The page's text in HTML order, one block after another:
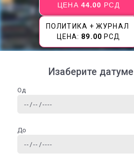
ЦЕНА 44.00 РСД
ПОЛИТИКА + ЖУРНАЛ
ЦЕНА: 89.00 РСД
Изаберите
Од
До